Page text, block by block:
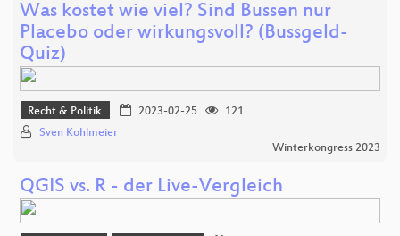
Was kostet wie viel? Sind Bussen nur
Placebo oder wirkungsvoll? (Bussgeld-
Quiz)
Recht & Politik 2023-02-25
121
Sven Kohlmeier
Winterkongress 2023
QGIS vs. R - der Live-Vergleich